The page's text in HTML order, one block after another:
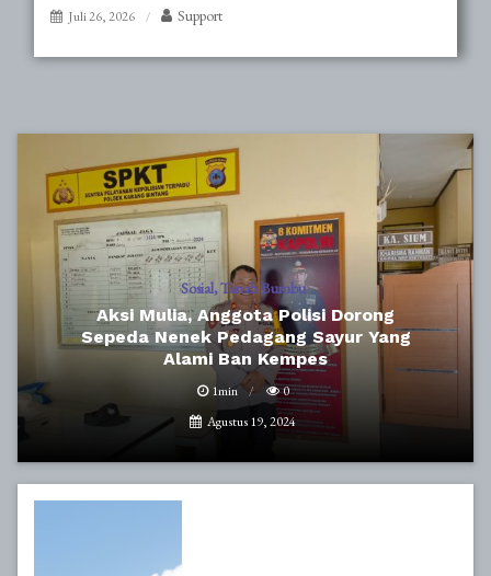
Juli 26, 2026 Support
Sosial Tanah Bumbu
Aksi Mulia, Anggota Polisi Dorong
Sepeda Nenek Pedagang Sayur Yang
Alami Ban Kempes
1min
0
Agustus 19, 2024